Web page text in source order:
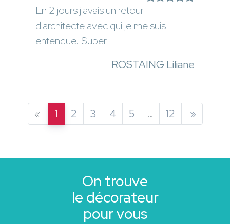
En 2 jours j'avais un retour
d'architecte avec qui je me suis
entendue. Super
ROSTAING Liliane
« 1 2 3 4 5 … 12 »
On trouve
le décorateur
pour vous